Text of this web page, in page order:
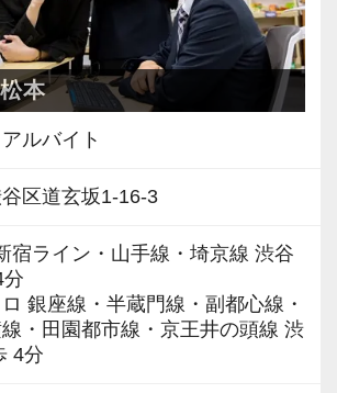
本
ルバイト
区道玄坂1-16-3
宿ライン・山手線・埼京線 渋谷
銀座線・半蔵門線・副都心線・
・田園都市線・京王井の頭線 渋
4分